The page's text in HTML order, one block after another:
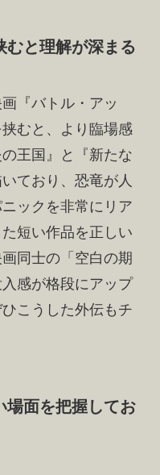
むと理解が深まる
『バトル・アッ
むと、より臨場感
王国』と『新たな
ており、恐竜が人
ックを非常にリア
短い作品を正しい
同士の「空白の期
感が格段にアップ
こうした外伝もチ
場面を把握してお